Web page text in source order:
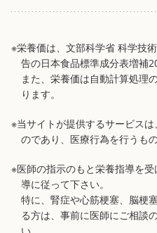
※栄養価は、文部科学省 科学技
告の日本食品標準成分表増補
また、栄養価は自動計算処理
ります。
※当サイトが提供するサービス
のであり、医療行為を行うも
※医師の指示のもと栄養指導を
導に従って下さい。
特に、腎症や心筋梗塞、脳梗
る方は、事前に医師にご相談